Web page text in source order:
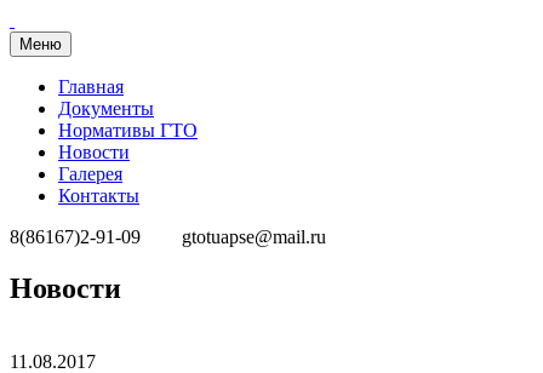
Меню
Главная
Документы
Нормативы ГТО
Новости
Галерея
Контакты
8(86167)2-91-09
gtotuapse@mail.ru
Перейти
к
Новости
11.08.2017